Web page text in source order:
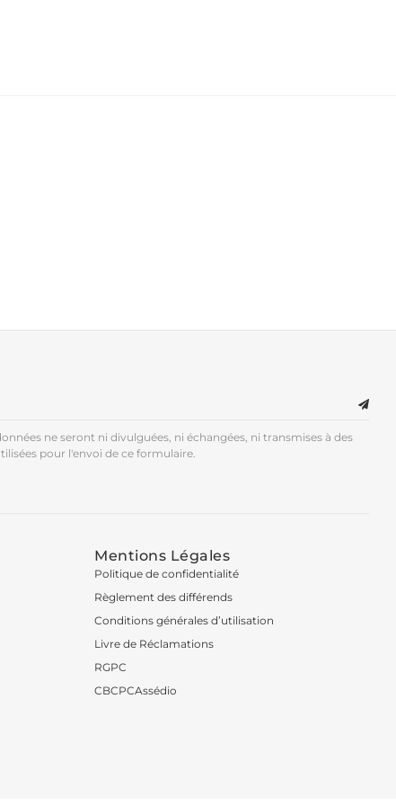
ne seront ni divulguées, ni échangées, ni transmises à des
pour l'envoi de ce formulaire.
Mentions Légales
Politique de confidentialité
Règlement des différends
Conditions générales d’utilisation
Livre de Réclamations
RGPC
CBCPCAssédio